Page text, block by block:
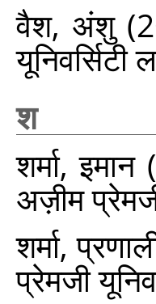
वैश, अंशु
श
शर्मा, इमान
अज़ीम
शर्मा,
प्रेमजी